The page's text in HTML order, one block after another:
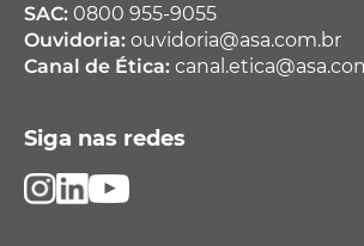
SAC: 0800 955-9055
Ouvidoria: ouvidoria@asa.com.br
Canal de Ética:
Siga nas redes